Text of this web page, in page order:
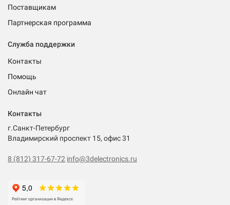
Поставщикам
Партнерская программа
Служба поддержки
Контакты
Помощь
Онлайн чат
Контакты
г.Санкт-Петербург
Владимирский проспект 15, офис 31
8 (812) 317-67-72 info@3delectronics.ru